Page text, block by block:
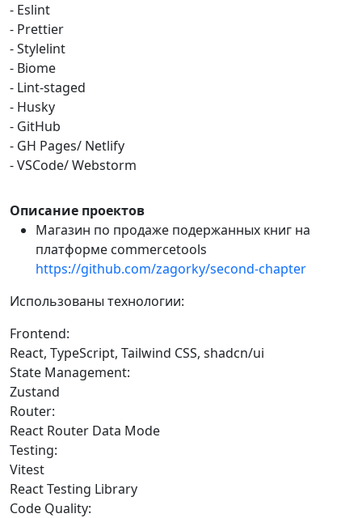
- Eslint
- Prettier
- Stylelint
- Biome
- Lint-staged
- Husky
- GitHub
- GH Pages/ Netlify
- VSCode/ Webstorm
Описание проектов
Магазин по продаже подержанных книг на
платформе commercetools
https://github.com/zagorky/second-chapter
Использованы технологии:
Frontend:
React, TypeScript, Tailwind CSS, shadcn/ui
State Management:
Zustand
Router:
React Router Data Mode
Testing:
Vitest
React Testing Library
Code Quality: